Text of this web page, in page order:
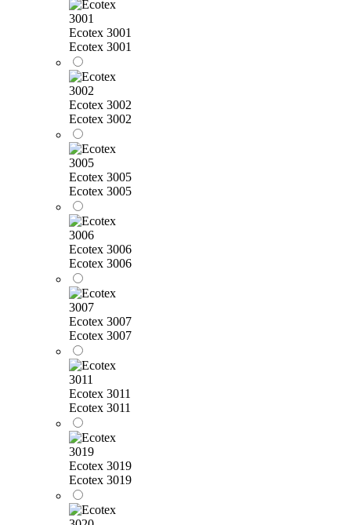
Ecotex 3001
Ecotex 3001
Ecotex 3002
Ecotex 3002
Ecotex 3005
Ecotex 3005
Ecotex 3006
Ecotex 3006
Ecotex 3007
Ecotex 3007
Ecotex 3011
Ecotex 3011
Ecotex 3019
Ecotex 3019